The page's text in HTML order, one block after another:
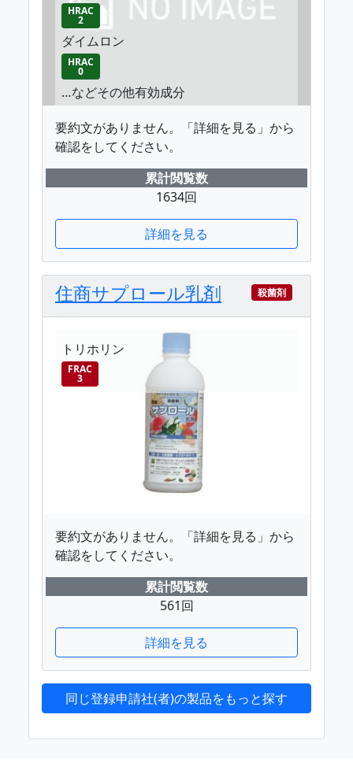
HRAC
2
ダイムロン
HRAC
0
…などその他有効成分
要約文がありません。「詳細を見る」から
確認をしてください。
累計閲覧数
1634回
詳細を見る
住商サプロール乳剤 殺菌剤
トリホリン
FRAC
3
要約文がありません。「詳細を見る」から
確認をしてください。
累計閲覧数
561回
詳細を見る
同じ登録申請社(者)の製品をもっと探す